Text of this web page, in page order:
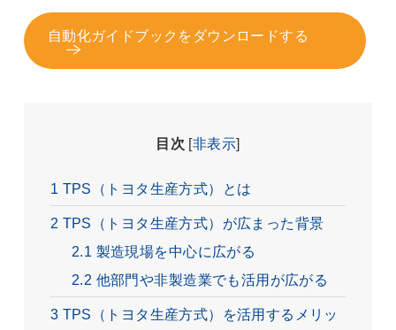
自動化ガイドブックをダウンロードする
目次 [非表示]
1 TPS（トヨタ生産方式）とは
2 TPS（トヨタ生産方式）が広まった背景
2.1 製造現場を中心に広がる
2.2 他部門や非製造業でも活用が広がる
3 TPS（トヨタ生産方式）を活用するメリッ